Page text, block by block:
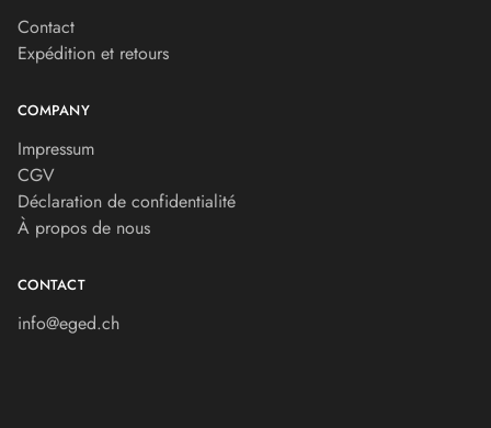
Contact
Expédition et retours
COMPANY
Impressum
CGV
Déclaration de confidentialité
À propos de nous
CONTACT
info@eged.ch